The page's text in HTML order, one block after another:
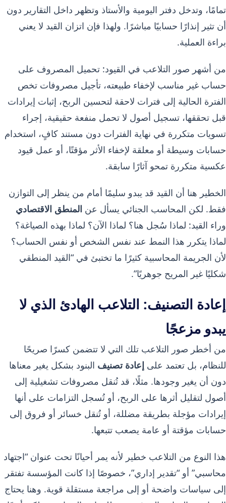
تمامًا، وتدخل دفتر اليومية والأستاذ وتظهر داخل التقارير دون
أن تثير إنذارًا حسابيًا مباشرًا. ولهذا فإن اتزان القيد لا يعني
براءة العملية.
من أشهر صور التلاعب في القيود: تحميل المصروف على
حساب غير مناسب لإخفاء طبيعته، تأجيل مصروفات تخص
الفترة الحالية إلى فترات لاحقة لتحسين الربح، إثبات إيرادات
قبل تحققها، تسجيل أصول لا تحمل منفعة حقيقية، إجراء
تسويات متكررة في نهاية الفترات دون مستند كافٍ، استخدام
حسابات وسيطة أو معلقة لإخفاء الأثر مؤقتًا، أو عمل قيود
عكسية متكررة تمحو آثارًا سابقة.
الخطير هنا أن القيد قد يبدو سليمًا أمام من ينظر إلى التوازن
فقط. لكن المحاسب الجنائي يسأل عن المنطق الاقتصادي
وراء القيد: لماذا سُجل هنا؟ لماذا الآن؟ لماذا بهذه الصياغة؟
لماذا يتكرر هذا النمط عند نفس الشخص أو نفس الحساب؟
لأن الجريمة المحاسبية كثيرًا ما تختبئ في “القيد المنطقي
شكليًا غير المريح جوهريًا”.
إعادة التصنيف: التلاعب الهادئ الذي لا
يبدو مزعجًا
من أخطر صور التلاعب تلك التي لا تتضمن كسرًا صريحًا
للنظام، بل تعتمد على إعادة تصنيف البنود بشكل يغير معناها
دون أن يغير وجودها. مثلًا، قد تُنقل مصروفات تشغيلية إلى
أصول لتقليل أثرها على الربح، أو تُسجل التزامات على أنها
إيرادات مؤجلة بطريقة مضللة، أو تُنقل خسائر أو فروق إلى
حسابات مؤقتة أو عامة يصعب تتبعها.
هذا النوع من التلاعب خطير لأنه يمر أحيانًا تحت عنوان “اجتهاد
محاسبي” أو “تقدير إداري”، خصوصًا إذا كانت المؤسسة تفتقر
إلى سياسات واضحة أو إلى مراجعة مستقلة قوية. وهنا يحتاج